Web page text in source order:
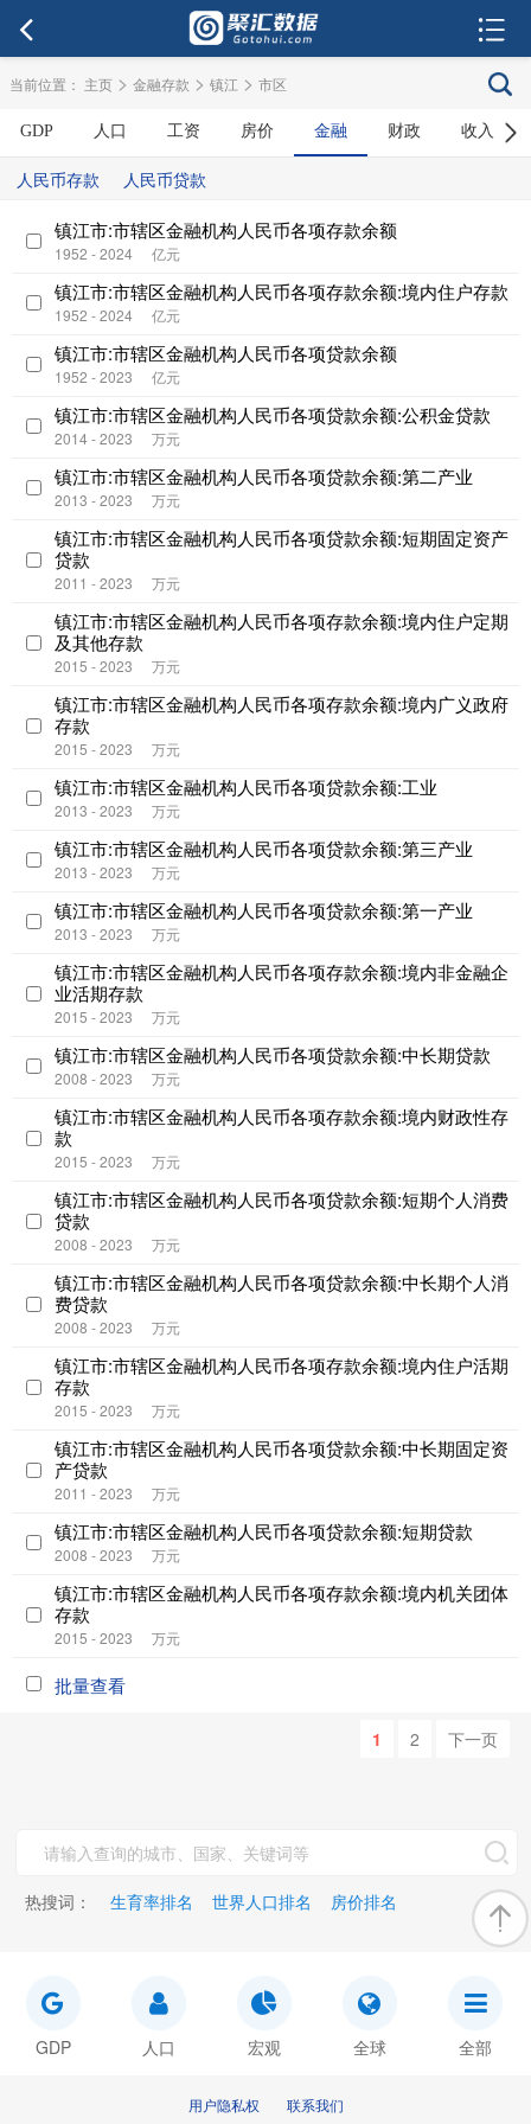
当前位置： 主页 > 金融存款 > 镇江 > 市区
GDP 人口 工资 房价 金融 财政 收入
人民币存款 人民币贷款
镇江市:市辖区金融机构人民币各项存款余额
1952 - 2024 亿元
镇江市:市辖区金融机构人民币各项存款余额:境内住户存款
1952 - 2024 亿元
镇江市:市辖区金融机构人民币各项贷款余额
1952 - 2023 亿元
镇江市:市辖区金融机构人民币各项贷款余额:公积金贷款
2014 - 2023 万元
镇江市:市辖区金融机构人民币各项贷款余额:第二产业
2013 - 2023 万元
镇江市:市辖区金融机构人民币各项贷款余额:短期固定资产
贷款
2011 - 2023 万元
镇江市:市辖区金融机构人民币各项存款余额:境内住户定期
及其他存款
2015 - 2023 万元
镇江市:市辖区金融机构人民币各项存款余额:境内广义政府
存款
2015 - 2023 万元
镇江市:市辖区金融机构人民币各项贷款余额:工业
2013 - 2023 万元
镇江市:市辖区金融机构人民币各项贷款余额:第三产业
2013 - 2023 万元
镇江市:市辖区金融机构人民币各项贷款余额:第一产业
2013 - 2023 万元
镇江市:市辖区金融机构人民币各项存款余额:境内非金融企
业活期存款
2015 - 2023 万元
镇江市:市辖区金融机构人民币各项贷款余额:中长期贷款
2008 - 2023 万元
镇江市:市辖区金融机构人民币各项存款余额:境内财政性存
款
2015 - 2023 万元
镇江市:市辖区金融机构人民币各项贷款余额:短期个人消费
贷款
2008 - 2023 万元
镇江市:市辖区金融机构人民币各项贷款余额:中长期个人消
费贷款
2008 - 2023 万元
镇江市:市辖区金融机构人民币各项存款余额:境内住户活期
存款
2015 - 2023 万元
镇江市:市辖区金融机构人民币各项贷款余额:中长期固定资
产贷款
2011 - 2023 万元
镇江市:市辖区金融机构人民币各项贷款余额:短期贷款
2008 - 2023 万元
镇江市:市辖区金融机构人民币各项存款余额:境内机关团体
存款
2015 - 2023 万元
批量查看
1 2 下一页
热搜词： 生育率排名 世界人口排名 房价排名
GDP 人口 宏观 全球 全部
用户隐私权 联系我们